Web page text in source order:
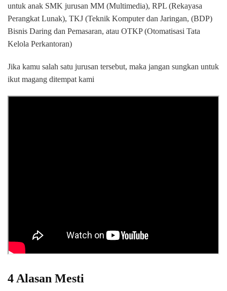
untuk anak SMK jurusan MM (Multimedia), RPL (Rekayasa
Perangkat Lunak), TKJ (Teknik Komputer dan Jaringan, (BDP)
Bisnis Daring dan Pemasaran, atau OTKP (Otomatisasi Tata
Kelola Perkantoran)
Jika kamu salah satu jurusan tersebut, maka jangan sungkan untuk
ikut magang ditempat kami
4 Alasan Mesti